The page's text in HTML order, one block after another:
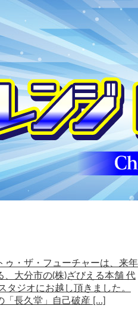
ゥ・ザ・フューチャーは、来年
大分市の(株)ざびえる本舗 代
タジオにお越し頂きました。
「長久堂」自己破産 […]